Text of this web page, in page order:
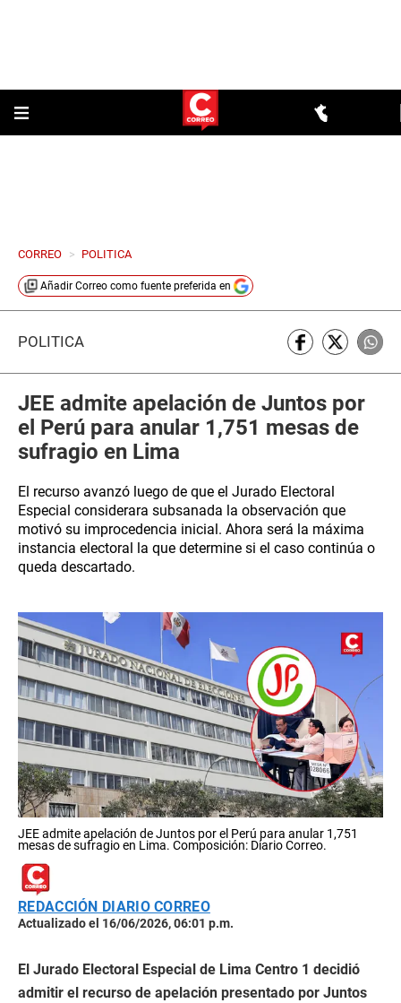
CORREO > POLITICA
Añadir Correo como fuente preferida en
POLÍTICA
JEE admite apelación de Juntos por
el Perú para anular 1,751 mesas de
sufragio en Lima
El recurso avanzó luego de que el Jurado Electoral
Especial considerara subsanada la observación que
motivó su improcedencia inicial. Ahora será la máxima
instancia electoral la que determine si el caso continúa o
queda descartado.
JEE admite apelación de Juntos por el Perú para anular 1,751
mesas de sufragio en Lima. Composición: Diario Correo.
REDACCIÓN DIARIO CORREO
Actualizado el 16/06/2026, 06:01 p.m.
El Jurado Electoral Especial de Lima Centro 1 decidió
admitir el recurso de apelación presentado por Juntos